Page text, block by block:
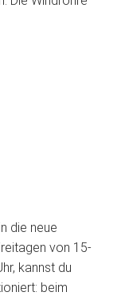
die neue
von 15-
kannst du
beim